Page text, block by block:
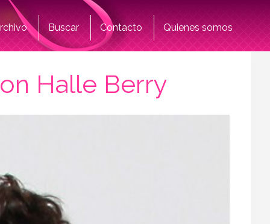
Buscar Contacto Quienes somos
Halle Berry